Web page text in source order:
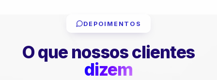
DEPOIMENTOS
O que nossosclientes
dizem